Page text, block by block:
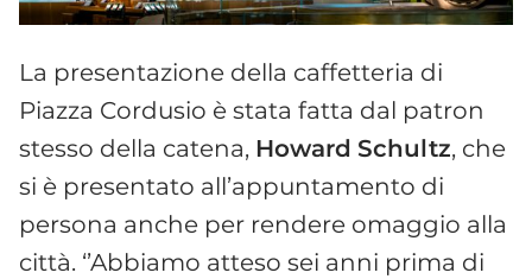
La presentazione della caffetteria di
Piazza Cordusio è stata fatta dal patron
stesso della catena, Howard Schultz, che
si è presentato all’appuntamento di
persona anche per rendere omaggio alla
città. ‘’Abbiamo atteso sei anni prima di